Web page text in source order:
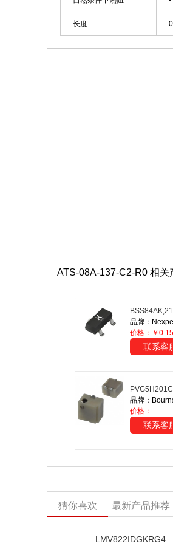
长度
ATS-08A-137-C2-R0 相关
品牌：
价格：￥
联系客
品牌：
价格：
联系客
猜你喜欢 最新产品推荐
LMV822IDGKRG4